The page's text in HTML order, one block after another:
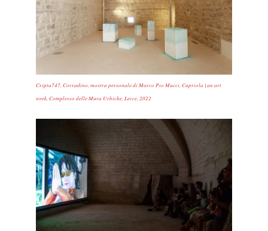
Cripta747, Corradino, mostra personale di Marco Pio Mucci, Capriola | an art
week, Complesso delle Mura Urbiche, Lecce, 2022